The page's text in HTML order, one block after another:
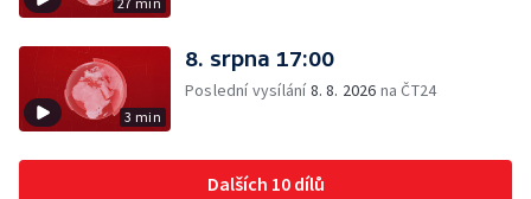
3 min
8. srpna 17:00
Poslední vysílání8. 8. 2026 na ČT24
Dalších 10 dílů